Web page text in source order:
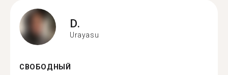
D.
Urayasu
СВОБОДНЫЙ